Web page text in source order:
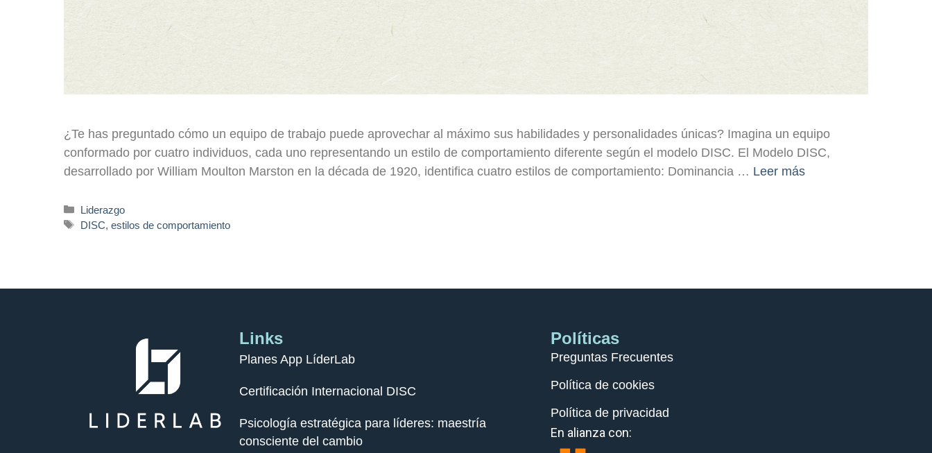
¿Te has preguntado cómo un equipo de trabajo puede aprovechar al máximo sus habilidades y personalidades únicas? Imagina un equipo
conformado por cuatro individuos, cada uno representando un estilo de comportamiento diferente según el modelo DISC. El Modelo DISC,
desarrollado por William Moulton Marston en la década de 1920, identifica cuatro estilos de comportamiento: Dominancia … Leer más
Liderazgo
DISC,estilos de comportamiento
Links
Planes App LíderLab
Certificación Internacional DISC
Psicología estratégica para líderes: maestría
consciente del cambio
Políticas
Preguntas Frecuentes
Política de cookies
Política de privacidad
En alianza con: